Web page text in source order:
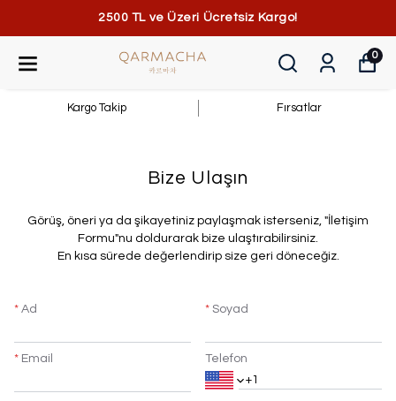
2500 TL ve Üzeri Ücretsiz Kargo!
0
Kargo Takip Fırsatlar
Bize Ulaşın
​Görüş, öneri ya da şikayetiniz paylaşmak isterseniz, "İletişim
Formu"nu doldurarak bize ulaştırabilirsiniz.
En kısa sürede değerlendirip size geri döneceğiz.
* Ad * Soyad
* Email Telefon